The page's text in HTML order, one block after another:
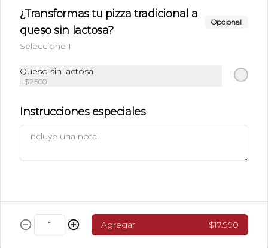
Galleton estilo New York sabor
pistacho relleno de nutella
$8.990
Conócenos
Antonio Poupin 910, Antofagasta.
¿Transformas tu pizza tradicional a
queso sin lactosa?
Opcional
Seleccione 1
Queso sin lactosa
+$2.500
Instrucciones especiales
Agregar $17.990